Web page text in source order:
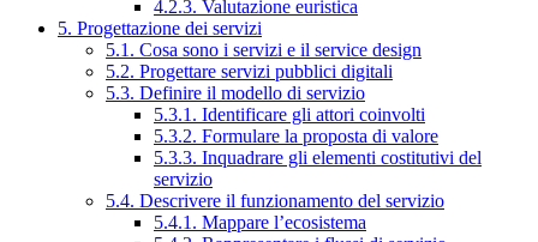
4.2.3. Valutazione euristica
5. Progettazione dei servizi
5.1. Cosa sono i servizi e il service design
5.2. Progettare servizi pubblici digitali
5.3. Definire il modello di servizio
5.3.1. Identificare gli attori coinvolti
5.3.2. Formulare la proposta di valore
5.3.3. Inquadrare gli elementi costitutivi del
servizio
5.4. Descrivere il funzionamento del servizio
5.4.1. Mappare l’ecosistema